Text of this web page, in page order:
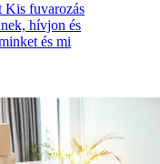
Kis fuvarozás
hívjon és
és mi